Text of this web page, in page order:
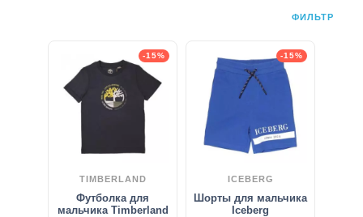
ФИЛЬТР
-15%
TIMBERLAND
Футболка для
мальчика Timberland
-15%
ICEBERG
Шорты для мальчика
Iceberg